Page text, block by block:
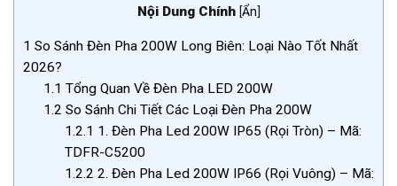
Nội Dung Chính [Ẩn]
1 So Sánh Đèn Pha 200W Long Biên: Loại Nào Tốt Nhất
2026?
1.1 Tổng Quan Về Đèn Pha LED 200W
1.2 So Sánh Chi Tiết Các Loại Đèn Pha 200W
1.2.1 1. Đèn Pha Led 200W IP65 (Rọi Tròn) – Mã:
TDFR-C5200
1.2.2 2. Đèn Pha Led 200W IP66 (Rọi Vuông) – Mã: